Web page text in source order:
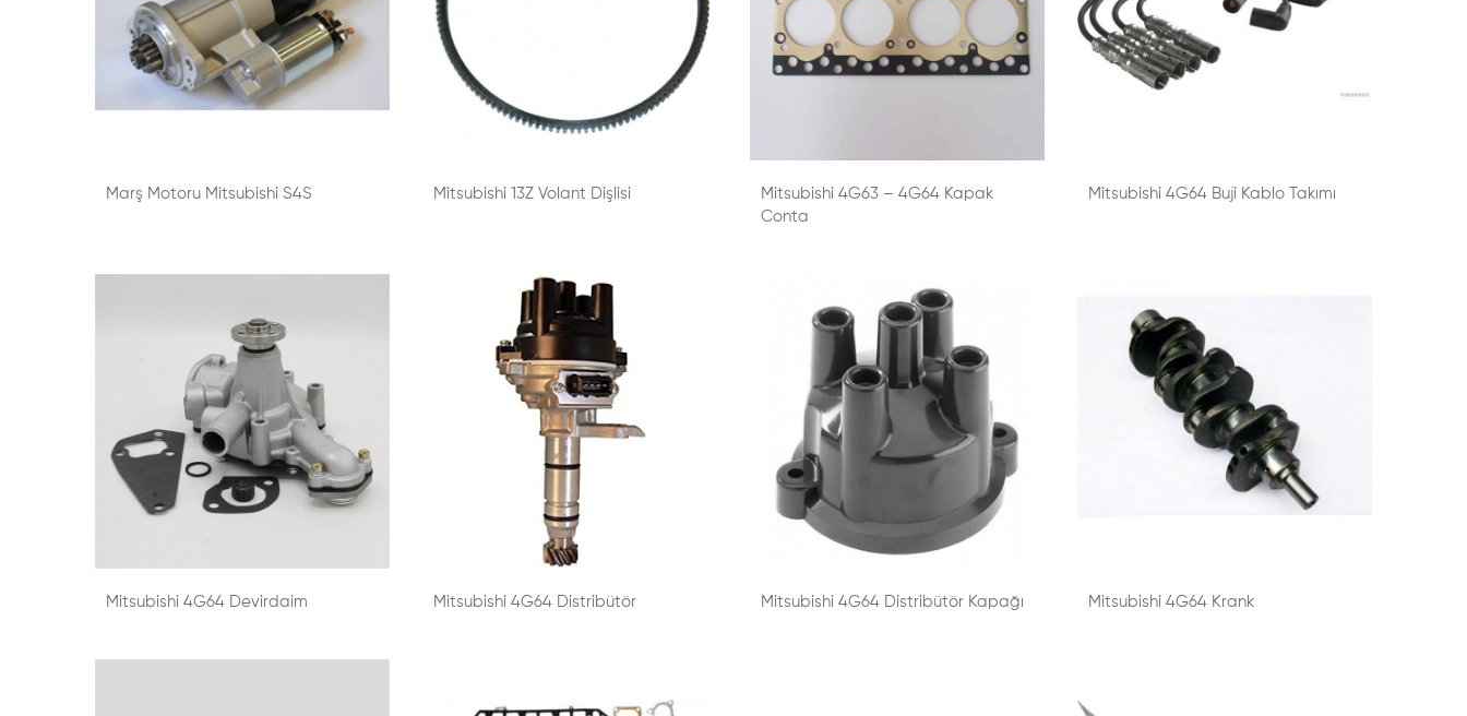
Marş Motoru Mitsubishi S4S Mitsubishi 13Z Volant Dişlisi
Mitsubishi 4G63 – 4G64 Kapak
Conta
Mitsubishi 4G64 Buji Kablo Takımı
Mitsubishi 4G64 Devirdaim Mitsubishi 4G64 Distribütör Mitsubishi 4G64 Distribütör Kapağı Mitsubishi 4G64 Krank